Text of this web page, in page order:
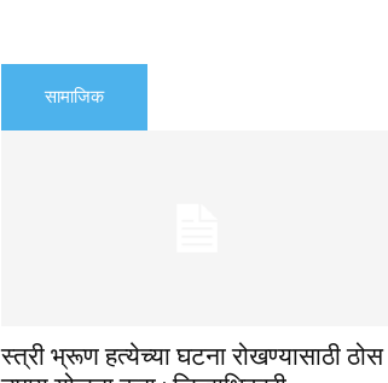
सामाजिक
स्त्री भ्रूण हत्येच्या घटना रोखण्यासाठी ठोस